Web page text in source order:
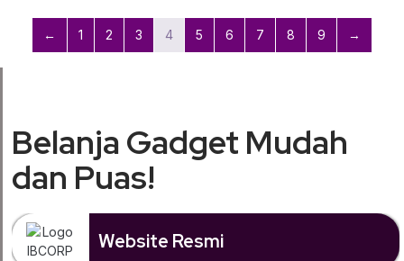
← 1 2 3 4 5 6 7 8 9 →
Belanja Gadget Mudah
dan Puas!
Website Resmi